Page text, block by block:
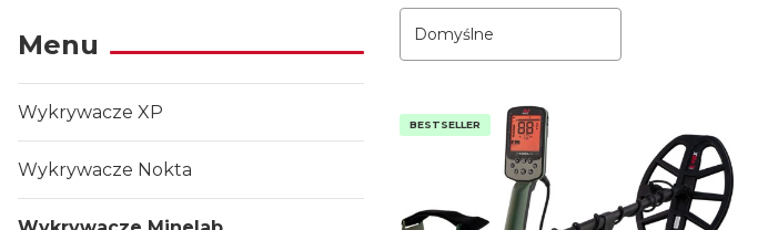
Menu
Wykrywacze XP
Wykrywacze Nokta
Domyślne
BESTSELLER